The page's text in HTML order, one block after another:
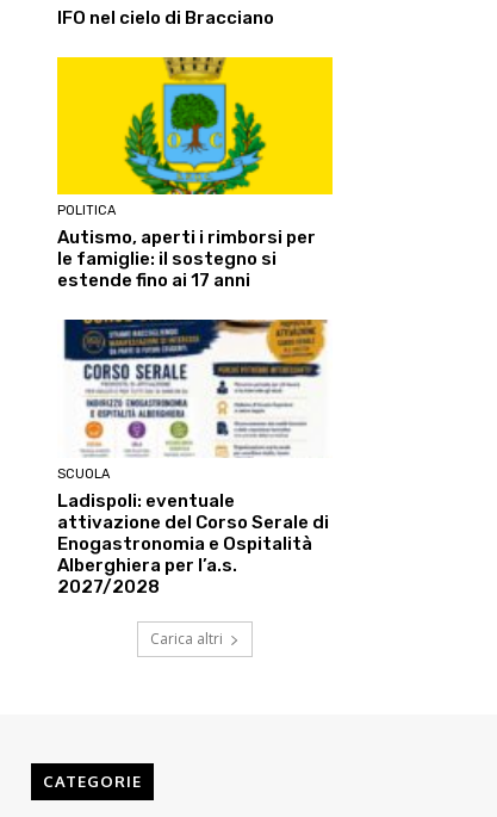
IFO nel cielo di Bracciano
POLITICA
Autismo, aperti i rimborsi per
le famiglie: il sostegno si
estende fino ai 17 anni
SCUOLA
Ladispoli: eventuale
attivazione del Corso Serale di
Enogastronomia e Ospitalità
Alberghiera per l’a.s.
2027/2028
Carica altri
CATEGORIE